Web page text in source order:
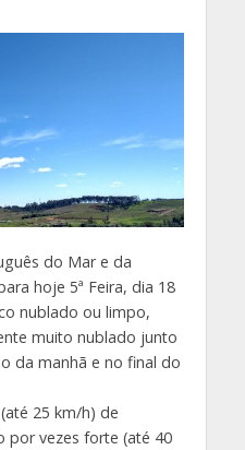
do Mar e da
hoje 5ª Feira, dia 18
nublado ou limpo,
muito nublado junto
da manhã e no final do
25 km/h) de
por vezes forte (até 40